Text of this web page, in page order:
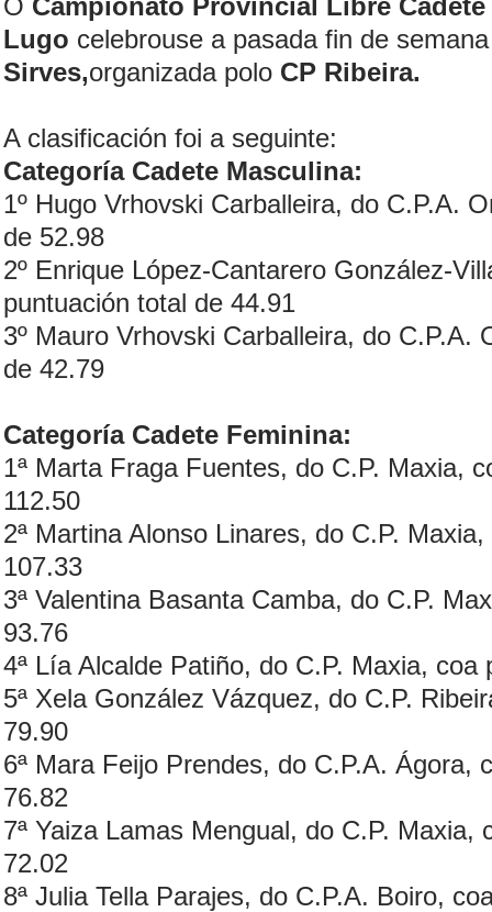
O Campionato Provincial Libre
Lugo celebrouse a pasada fin de
Sirves,organizada polo CP Ribeira.
A clasificación foi a seguinte:
Categoría Cadete Masculina:
1º Hugo Vrhovski Carballeira, do C.P.A.
de 52.98
2º Enrique López-Cantarero González-
puntuación total de 44.91
3º Mauro Vrhovski Carballeira, do C.P.A.
de 42.79
Categoría Cadete Feminina:
1ª Marta Fraga Fuentes, do C.P. Maxia,
112.50
2ª Martina Alonso Linares, do C.P.
107.33
3ª Valentina Basanta Camba, do C.P.
93.76
4ª Lía Alcalde Patiño, do C.P. Maxia, coa
5ª Xela González Vázquez, do C.P.
79.90
6ª Mara Feijo Prendes, do C.P.A. Ágora,
76.82
7ª Yaiza Lamas Mengual, do C.P. Maxia,
72.02
8ª Julia Tella Parajes, do C.P.A. Boiro,